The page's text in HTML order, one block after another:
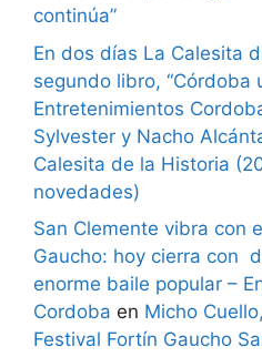
continúa”
En dos días La Calesita
segundo libro, “Córdoba
Entretenimientos
Sylvester y Nacho
Calesita de la Historia
novedades)
San Clemente vibra con
Gaucho: hoy cierra con
enorme baile popular –
Cordoba en Micho
Festival Fortín Gaucho